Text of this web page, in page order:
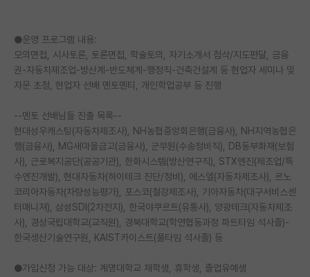
취업 게시판
임용 후기 게시판
인문사회 계열 게시판
특수/전문대학원 게시판
반도체/AI 게시판
장학금/장학생 게시판
학술 정보 게시판
홍보 게시판
●운영 프로그램 내용:
모의면접, 시사토론, 토론면접, 학술토의, 자기소개서 첨삭/지도편달, 금융
권-자동차제조업-방산계-반도체계-행정직-건축건설계 등 현업자 세미나 및
자문 초청, 현업자 선배 멘토멘티, 개인학업공부 등 진행
--멘토 선배님들 진출 목록--
현대성우캐스팅(자동차제조사), NH농협중앙회은행(금융사), NH지역농협은
행(금융사), MG새마을금고(금융사), 군무원(수송정비직), DB동부화재(보험
사), 근로복지공단(공공기관), 한화시스템(방산연구직), STX엔진(제조업/특
수엔진개발), 현대자동차(하이테크 진단/정비), 에스엘(자동차제조사), 르노
코리아자동차(차량성능평가), 포스코(철강제조사), 기아자동차(대구서비스센
터매니져), 삼성SDI(2차전지), 한국야쿠르트(유통사), 양광테크(자동차제조
사), 경상국립대학교(교직원), 경북대학교(학연협동과정 파트타임 석사졸)-
한국생산기술연구원, KAIST카이스트(풀타임 석사졸) 등
●가입신청 가능 대상: 계명대학교 재학생, 휴학생, 졸업유예생